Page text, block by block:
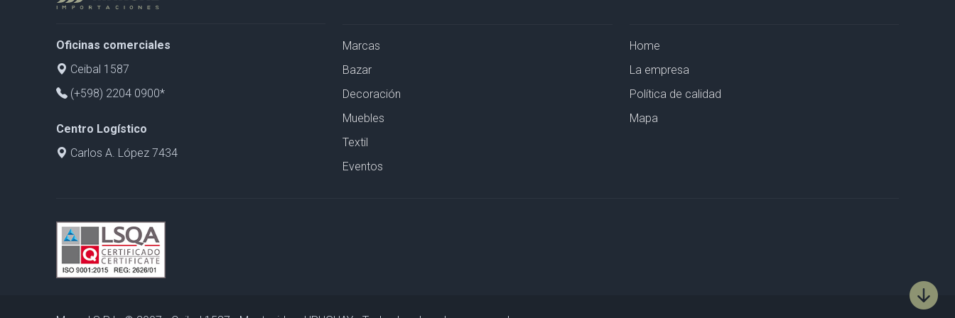
Oficinas comerciales
Ceibal 1587
(+598) 2204 0900*
Centro Logístico
Carlos A. López 7434
Marcas
Bazar
Decoración
Muebles
Textil
Eventos
Home
La empresa
Política de calidad
Mapa